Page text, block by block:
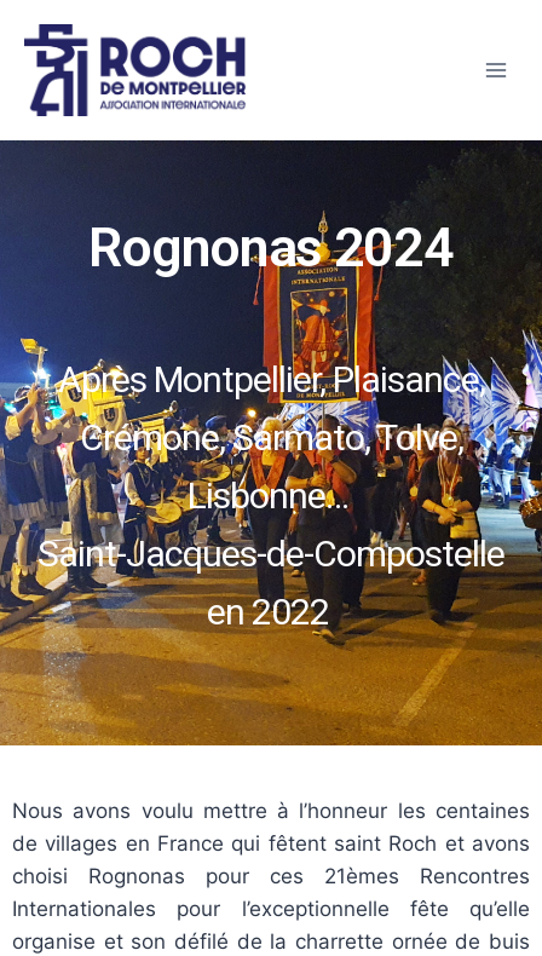
Rognonas 2024
Après Montpellier, Plaisance,
Crémone, Sarmato, Tolve,
Lisbonne…
Saint-Jacques-de-Compostelle
en 2022
Nous avons voulu mettre à l’honneur les centaines
de villages en France qui fêtent saint Roch et avons
choisi Rognonas pour ces 21èmes Rencontres
Internationales pour l’exceptionnelle fête qu’elle
organise et son défilé de la charrette ornée de buis